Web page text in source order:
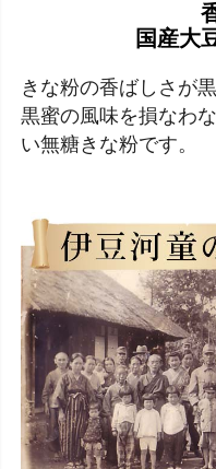
国産大
きな粉の香ばしさが
黒蜜の風味を損なわ
い無糖きな粉です。